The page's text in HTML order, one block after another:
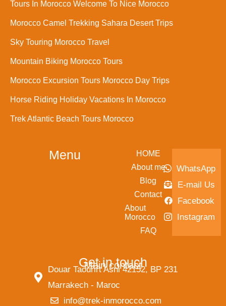
Tours In Morocco Welcome To Nice Morocco
Morocco Camel Trekking Sahara Desert Trips
Sky Touring Morocco Travel
Mountain Biking Morocco Tours
Morocco Excursion Tours Morocco Day Trips
Horse Riding Holiday Vacations In Morocco
Trek Atlantic Beach Tours Morocco
Menu
HOME
About me
Blog
Contact
About
Morocco
FAQ
WhatsApp
E-mail Us
Facebook
Instagram
Get in touch
Main contact
Douar Taourirt Asni 42152, BP 231
Marrakech - Maroc
info@trek-inmorocco.com